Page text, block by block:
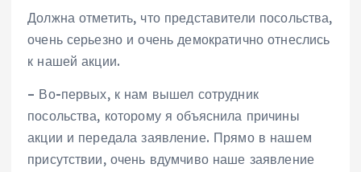
Должна отметить, что представители посольства,
очень серьезно и очень демократично отнеслись
к нашей акции.
– Во-первых, к нам вышел сотрудник
посольства, которому я объяснила причины
акции и передала заявление. Прямо в нашем
присутствии, очень вдумчиво наше заявление